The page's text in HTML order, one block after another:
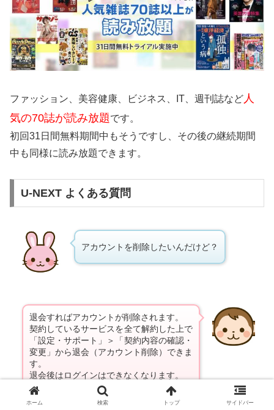
ファッション、美容健康、ビジネス、IT、週刊誌など 人
気の70誌が読み放題です。
初回31日間無料期間中もそうですし、その後の継続期間
中も同様に読み放題できます。
U-NEXT よくある質問
アカウントを削除したいんだけど？
退会すればアカウントが削除されます。
契約しているサービスを全て解約した上で
「設定・サポート」＞「契約内容の確認・
変更」から退会（アカウント削除）できま
す。
退会後はログインはできなくなります。
ホーム 検索 トップ サイドバー